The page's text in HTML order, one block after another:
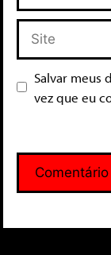
Salvar meus
vez que eu